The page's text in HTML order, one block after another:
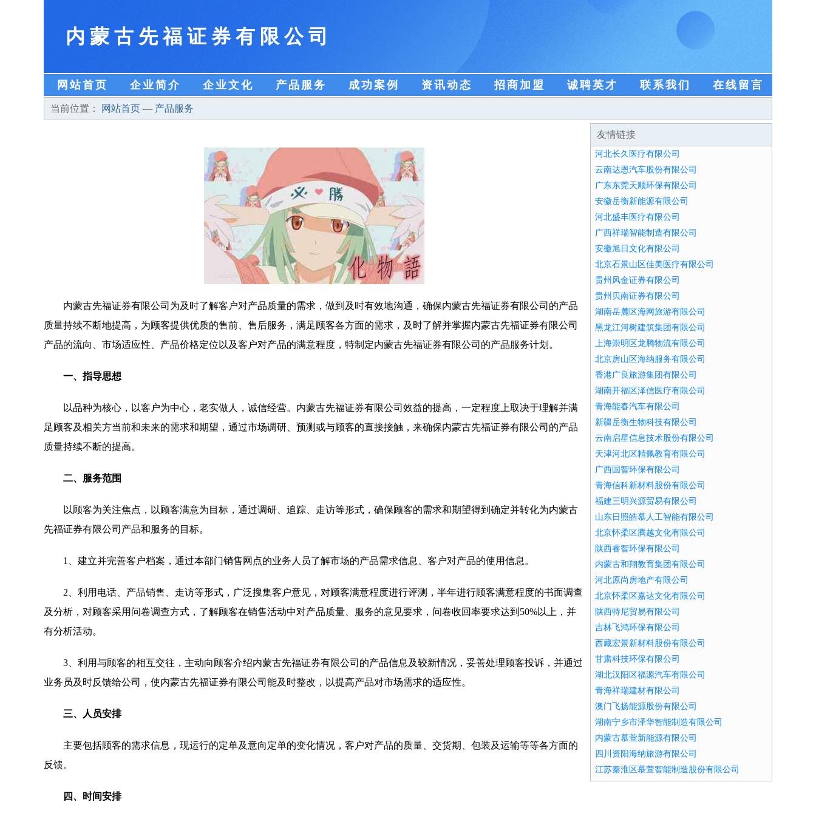
内蒙古先福证券有限公司
网站首页 企业简介 企业文化 产品服务 成功案例 资讯动态 招商加盟 诚聘英才 联系我们 在线留言
当前位置： 网站首页 — 产品服务
内蒙古先福证券有限公司为及时了解客户对产品质量的需求，做到及时有效地沟通，确保内蒙古先福证券有限公司的产品
质量持续不断地提高，为顾客提供优质的售前、售后服务，满足顾客各方面的需求，及时了解并掌握内蒙古先福证券有限公司
产品的流向、市场适应性、产品价格定位以及客户对产品的满意程度，特制定内蒙古先福证券有限公司的产品服务计划。
一、指导思想
以品种为核心，以客户为中心，老实做人，诚信经营。内蒙古先福证券有限公司效益的提高，一定程度上取决于理解并满
足顾客及相关方当前和未来的需求和期望，通过市场调研、预测或与顾客的直接接触，来确保内蒙古先福证券有限公司的产品
质量持续不断的提高。
二、服务范围
以顾客为关注焦点，以顾客满意为目标，通过调研、追踪、走访等形式，确保顾客的需求和期望得到确定并转化为内蒙古
先福证券有限公司产品和服务的目标。
1、建立并完善客户档案，通过本部门销售网点的业务人员了解市场的产品需求信息、客户对产品的使用信息。
2、利用电话、产品销售、走访等形式，广泛搜集客户意见，对顾客满意程度进行评测，半年进行顾客满意程度的书面调查
及分析，对顾客采用问卷调查方式，了解顾客在销售活动中对产品质量、服务的意见要求，问卷收回率要求达到50%以上，并
有分析活动。
3、利用与顾客的相互交往，主动向顾客介绍内蒙古先福证券有限公司的产品信息及较新情况，妥善处理顾客投诉，并通过
业务员及时反馈给公司，使内蒙古先福证券有限公司能及时整改，以提高产品对市场需求的适应性。
三、人员安排
主要包括顾客的需求信息，现运行的定单及意向定单的变化情况，客户对产品的质量、交货期、包装及运输等等各方面的
反馈。
四、时间安排
友情链接
河北长久医疗有限公司
云南达恩汽车股份有限公司
广东东莞天顺环保有限公司
安徽岳衡新能源有限公司
河北盛丰医疗有限公司
广西祥瑞智能制造有限公司
安徽旭日文化有限公司
北京石景山区佳美医疗有限公司
贵州风金证券有限公司
贵州贝南证券有限公司
湖南岳麓区海网旅游有限公司
黑龙江河树建筑集团有限公司
上海崇明区龙腾物流有限公司
北京房山区海纳服务有限公司
香港广良旅游集团有限公司
湖南开福区泽信医疗有限公司
青海能春汽车有限公司
新疆岳衡生物科技有限公司
云南启星信息技术股份有限公司
天津河北区精佩教育有限公司
广西国智环保有限公司
青海信科新材料股份有限公司
福建三明兴源贸易有限公司
山东日照皓慕人工智能有限公司
北京怀柔区腾越文化有限公司
陕西睿智环保有限公司
内蒙古和翔教育集团有限公司
河北原尚房地产有限公司
北京怀柔区嘉达文化有限公司
陕西特尼贸易有限公司
吉林飞鸿环保有限公司
西藏宏景新材料股份有限公司
甘肃科技环保有限公司
湖北汉阳区福源汽车有限公司
青海祥瑞建材有限公司
澳门飞扬能源股份有限公司
湖南宁乡市泽华智能制造有限公司
内蒙古慕萱新能源有限公司
四川资阳海纳旅游有限公司
江苏秦淮区慕萱智能制造股份有限公司